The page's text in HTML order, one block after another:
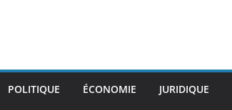
POLITIQUE ÉCONOMIE JURIDIQUE